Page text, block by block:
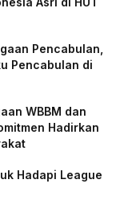
Pencabulan,
Pencabulan di
WBBM dan
Hadirkan
Hadapi League